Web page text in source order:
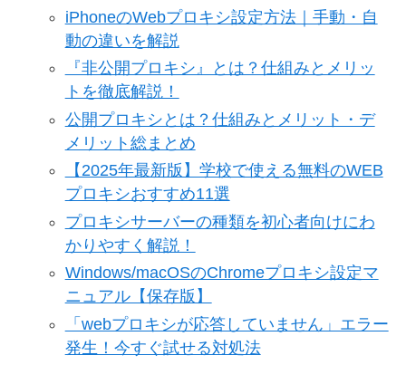
iPhoneのWebプロキシ設定方法｜手動・自
動の違いを解説
『非公開プロキシ』とは？仕組みとメリッ
トを徹底解説！
公開プロキシとは？仕組みとメリット・デ
メリット総まとめ
【2025年最新版】学校で使える無料のWEB
プロキシおすすめ11選
プロキシサーバーの種類を初心者向けにわ
かりやすく解説！
Windows/macOSのChromeプロキシ設定マ
ニュアル【保存版】
「webプロキシが応答していません」エラー
発生！今すぐ試せる対処法